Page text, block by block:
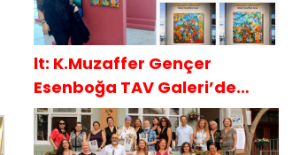
lt: K.Muzaffer Gençer
Esenboğa TAV Galeri’de
SAKÜDER İle